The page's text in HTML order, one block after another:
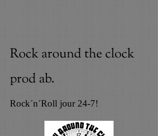
Rock around the clock
prod ab.
Rock´n´Roll jour 24-7!